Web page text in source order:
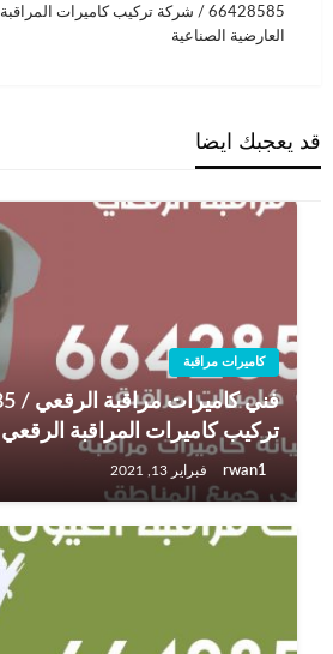
التالية
66428585 / شركة تركيب كاميرات المراقبة
العارضية الصناعية
قد يعجبك ايضا
كاميرات مراقبة
تركيب كاميرات المراقبة الرقعي
rwan1 فبراير 13, 2021